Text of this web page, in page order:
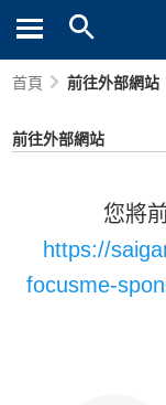
首頁 前往外部網站
前往外部網站
您將
https://
focusme-